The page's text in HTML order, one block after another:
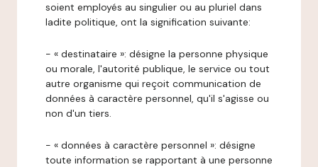
soient employés au singulier ou au pluriel dans
ladite politique, ont la signification suivante:
- « destinataire »: désigne la personne physique
ou morale, l'autorité publique, le service ou tout
autre organisme qui reçoit communication de
données à caractère personnel, qu'il s'agisse ou
non d'un tiers.
- « données à caractère personnel »: désigne
toute information se rapportant à une personne